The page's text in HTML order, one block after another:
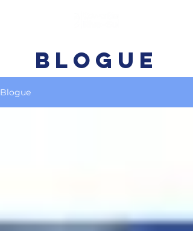
BLOGUE
Blogue